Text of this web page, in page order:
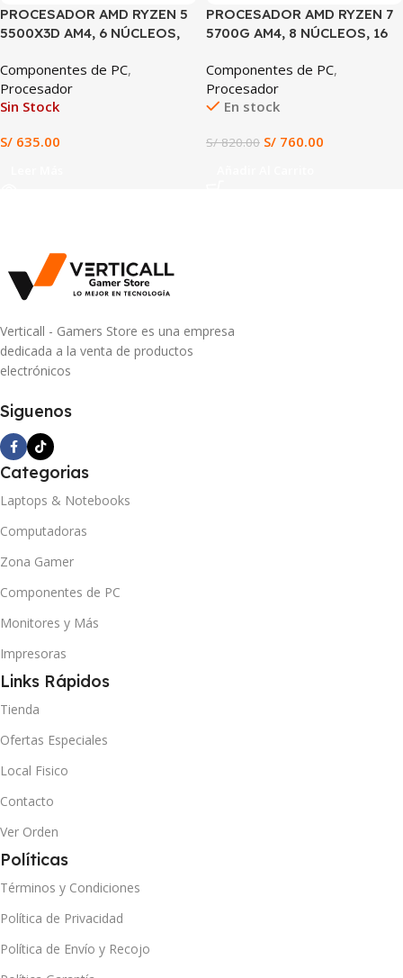
PROCESADOR AMD RYZEN 5
5500X3D AM4, 6 NÚCLEOS,
V-CACHE
Componentes de PC,
Procesador
Sin Stock
S/ 635.00
PROCESADOR AMD RYZEN 7
5700G AM4, 8 NÚCLEOS, 16
GRÁFICOS RADEON
INTEGRADOS, CACHE 20MB
Componentes de PC,
Procesador
En stock
S/820.00 S/ 760.00
Verticall - Gamers Store es una empresa
dedicada a la venta de productos
electrónicos
Siguenos
Categorias
Laptops & Notebooks
Computadoras
Zona Gamer
Componentes de PC
Monitores y Más
Impresoras
Links Rápidos
Tienda
Ofertas Especiales
Local Fisico
Contacto
Ver Orden
Políticas
Términos y Condiciones
Política de Privacidad
Política de Envío y Recojo